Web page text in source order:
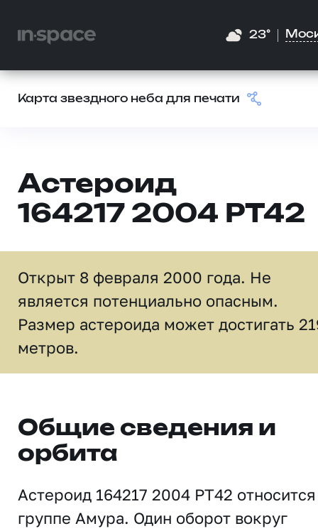
23°
Карта звездного неба для печати
Астероид
164217 2004 PT42
Открыт 8 февраля 2000 года. Не
является потенциально опасным.
Размер астероида может достигать
метров.
Общие сведения и
орбита
Астероид 164217 2004 PT42
группе Амура. Один оборот вокруг